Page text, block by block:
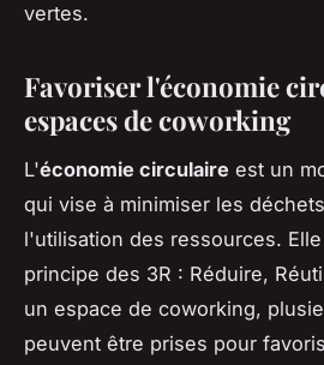
vertes.
Favoriser l'économie
espaces de coworking
L'économie circulaire est un
qui vise à minimiser les
l'utilisation des ressources.
principe des 3R : Réduire,
un espace de coworking,
peuvent être prises pour